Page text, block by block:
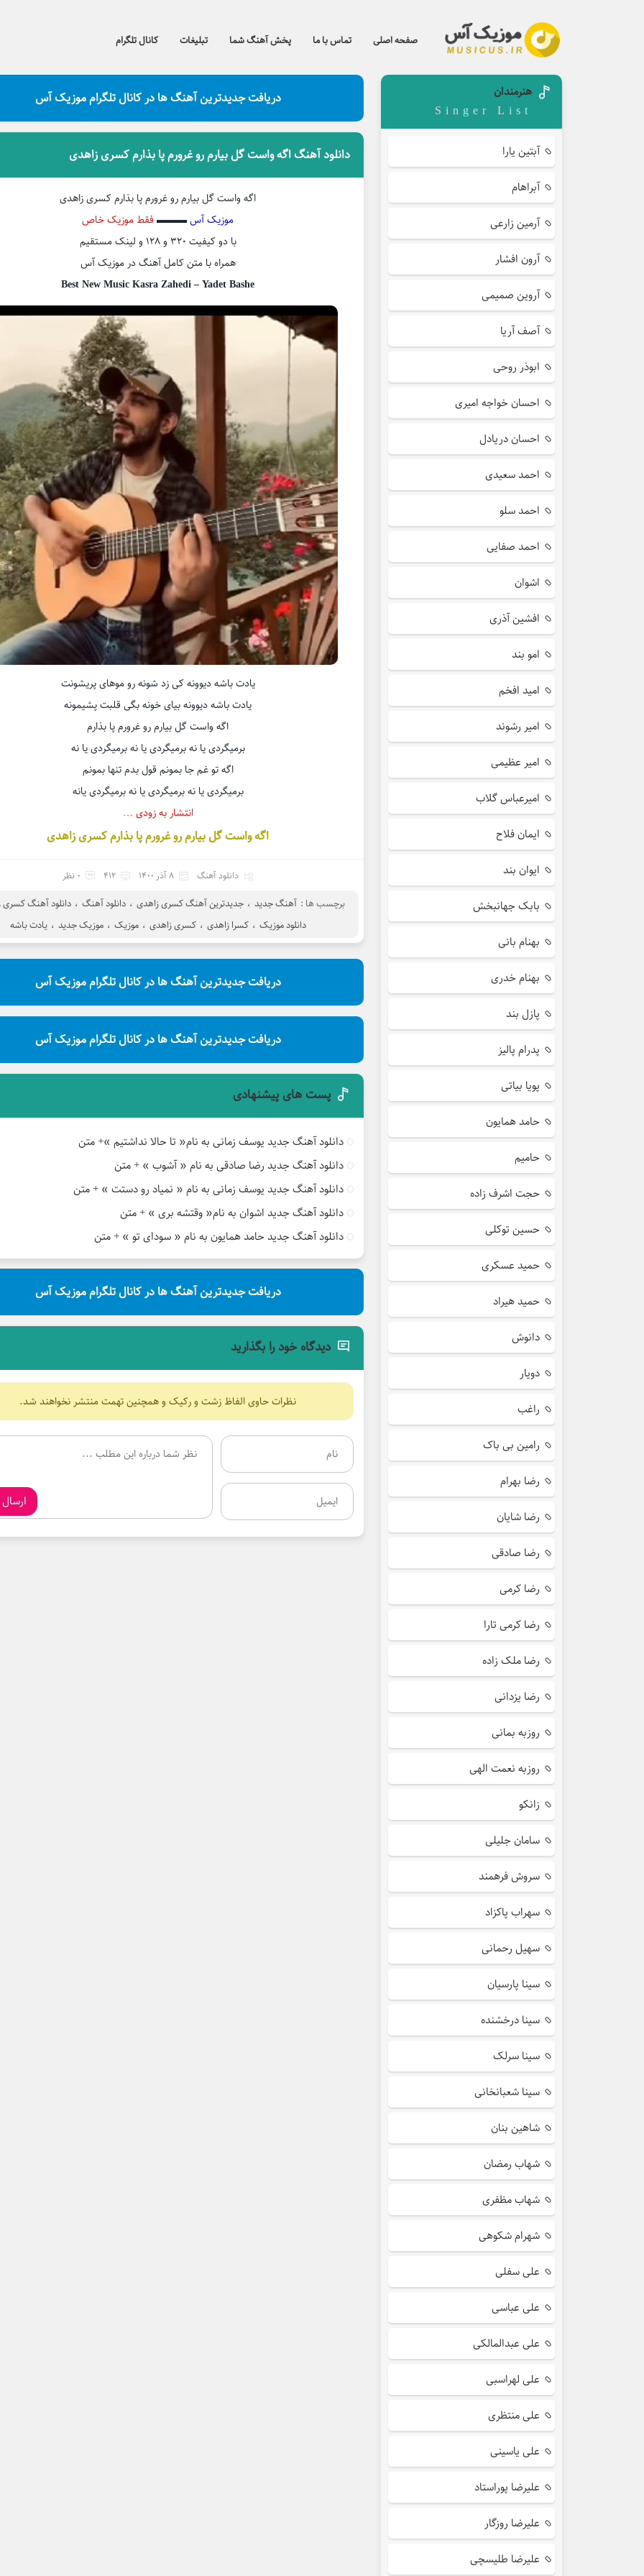
صفحه اصلی تماس با ما پخش آهنگ شما تبلیغات کانال تلگرام
دریافت جدیدترین آهنگ ها در کانال تلگرام موزیک آس
دانلود آهنگ اگه واست گل بیارم رو غرورم پا بذارم کسری زاهدی
اگه واست گل بیارم رو غرورم پا بذارم کسری زاهدی
موزیک آس▬▬▬ فقط موزیک خاص
با دو کیفیت ۳۲۰ و ۱۲۸ و لینک مستقیم
همراه با متن کامل آهنگ در موزیک آس
Best New Music Kasra Zahedi – Yadet Bashe
یادت باشه دیوونه کی زد شونه رو موهای پریشونت
یادت باشه دیوونه بیای خونه بگی قلبت پشیمونه
اگه واست گل بیارم رو غرورم پا بذارم
برمیگردی یا نه برمیگردی یا نه برمیگردی یا نه
اگه تو غم جا بمونم قول بدم تنها بمونم
برمیگردی یا نه برمیگردی یا نه برمیگردی یانه
انتشار به زودی …
اگه واست گل بیارم رو غرورم پا بذارم کسری زاهدی
دانلود آهنگ 8 آذر 1400 412 0 نظر
برچسب ها : آهنگ جدید ، جدیدترین آهنگ کسری زاهدی ، دانلود آهنگ ، دانلود آهنگ کسری
دانلود موزیک ، کسرا زاهدی ، کسری زاهدی ، موزیک ، موزیک جدید ، یادت باشه
دریافت جدیدترین آهنگ ها در کانال تلگرام موزیک آس
دریافت جدیدترین آهنگ ها در کانال تلگرام موزیک آس
پست های پیشنهادی
دانلود آهنگ جدید یوسف زمانی به نام« تا حالا نداشتیم »+ متن
دانلود آهنگ جدید رضا صادقی به نام « آشوب » + متن
دانلود آهنگ جدید یوسف زمانی به نام « نمیاد رو دستت » + متن
دانلود آهنگ جدید اشوان به نام« وقتشه بری » + متن
دانلود آهنگ جدید حامد همایون به نام « سودای تو » + متن
دریافت جدیدترین آهنگ ها در کانال تلگرام موزیک آس
دیدگاه خود را بگذارید
نظرات حاوی الفاظ زشت و رکیک و همچنین تهمت منتشر نخواهند شد.
هنرمندان
Singer List
آبتین یارا
آبراهام
آرمین زارعی
آرون افشار
آروین صمیمی
آصف آریا
ابوذر روحی
احسان خواجه امیری
احسان دریادل
احمد سعیدی
احمد سلو
احمد صفایی
اشوان
افشین آذری
امو بند
امید افخم
امیر رشوند
امیر عظیمی
امیرعباس گلاب
ایمان فلاح
ایوان بند
بابک جهانبخش
بهنام بانی
بهنام خدری
پازل بند
پدرام پالیز
پویا بیاتی
حامد همایون
حامیم
حجت اشرف زاده
حسین توکلی
حمید عسکری
حمید هیراد
دانوش
دویار
راغب
رامین بی باک
رضا بهرام
رضا شایان
رضا صادقی
رضا کرمی
رضا کرمی تارا
رضا ملک زاده
رضا یزدانی
روزبه بمانی
روزبه نعمت الهی
زانکو
سامان جلیلی
سروش فرهمند
سهراب پاکزاد
سهیل رحمانی
سینا پارسیان
سینا درخشنده
سینا سرلک
سینا شعبانخانی
شاهین بنان
شهاب رمضان
شهاب مظفری
شهرام شکوهی
علی سفلی
علی عباسی
علی عبدالمالکی
علی لهراسبی
علی منتظری
علی یاسینی
علیرضا پوراستاد
علیرضا روزگار
علیرضا طلیسچی